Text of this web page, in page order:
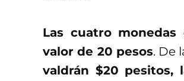
Las cuatro
valor de 20 pesos. De
valdrán $20 pesitos,